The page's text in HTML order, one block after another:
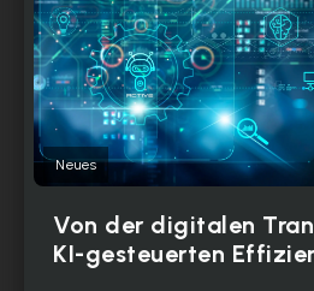
Neues
Von der digitalen
KI-gesteuerten